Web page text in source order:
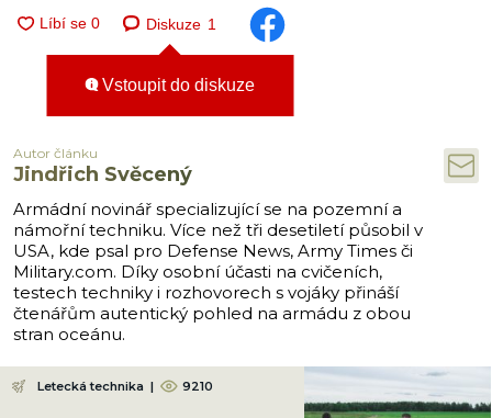
Diskuze 1
Vstoupit do diskuze
Autor článku
Jindřich Svěcený
Armádní novinář specializující se na pozemní a
námořní techniku. Více než tři desetiletí působil v
USA, kde psal pro Defense News, Army Times či
Military.com. Díky osobní účasti na cvičeních,
testech techniky i rozhovorech s vojáky přináší
čtenářům autentický pohled na armádu z obou
stran oceánu.
Letecká technika | 9210